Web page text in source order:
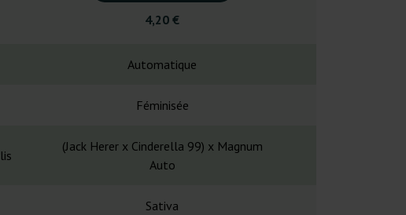
4,20 €
Automatique
Féminisée
(Jack Herer x Cinderella 99) x Magnum
Auto
Sativa